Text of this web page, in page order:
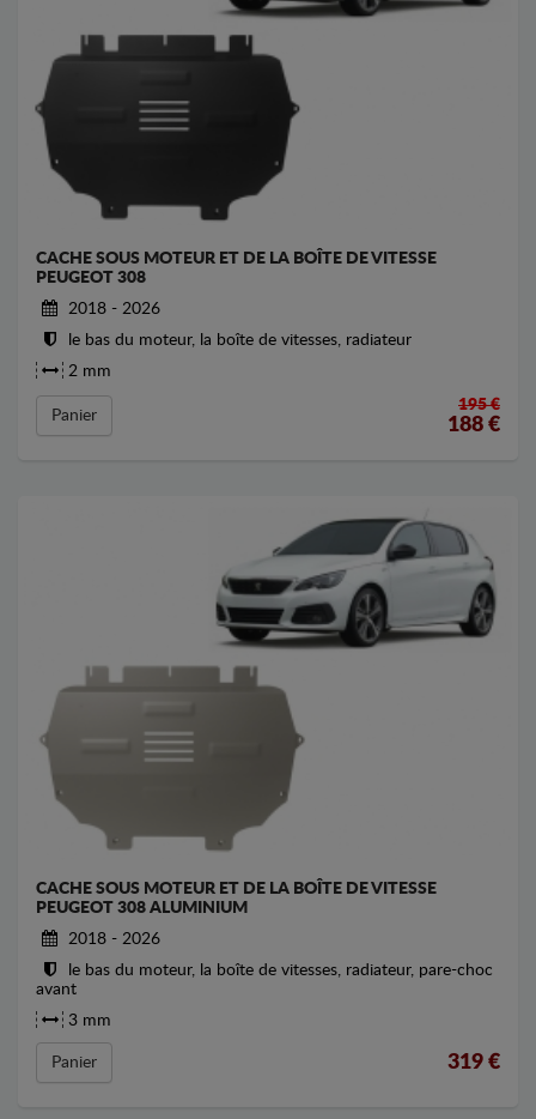
CACHE SOUS MOTEUR ET DE LA BOÎTE DE VITESSE
PEUGEOT 308
2018 - 2026
le bas du moteur, la boîte de vitesses, radiateur
2 mm
Panier
195 €
188 €
CACHE SOUS MOTEUR ET DE LA BOÎTE DE VITESSE
PEUGEOT 308 ALUMINIUM
2018 - 2026
le bas du moteur, la boîte de vitesses, radiateur, pare-choc
avant
3 mm
Panier 319 €